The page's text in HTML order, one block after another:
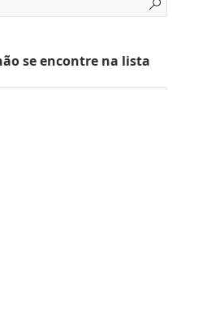
se encontre na lista